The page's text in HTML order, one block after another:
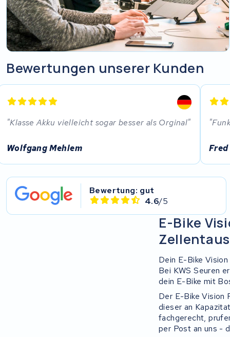
Bewertungen unserer Kunden
Klasse Akku vielleicht sogar besser als Orginal
Wolfgang Mehlem Fred
Bewertung: gut
4.6/5
E-Bike
Dein E-Bike
Bei KWS Seuren
dein E-Bike mit
Der E-Bike Vision
dieser an
fachgerecht,
per Post an uns -